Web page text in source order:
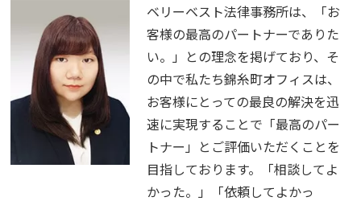
ベリーベスト法律事務所は、「お
客様の最高のパートナーでありた
い。」との理念を掲げており、そ
の中で私たち錦糸町オフィスは、
お客様にとっての最良の解決を迅
速に実現することで「最高のパー
トナー」とご評価いただくことを
目指しております。「相談してよ
かった。」「依頼してよかっ